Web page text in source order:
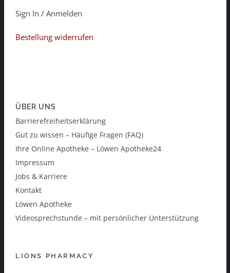
Sign In / Anmelden
Bestellung widerrufen
ÜBER UNS
Barrierefreiheitserklärung
Gut zu wissen – Häufige Fragen (FAQ)
Ihre Online Apotheke – Löwen Apotheke24
Impressum
Jobs & Karriere
Kontakt
Löwen Apotheke
Videosprechstunde – mit persönlicher Unterstützung
LIONS PHARMACY